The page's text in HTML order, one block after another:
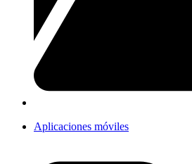
Aplicaciones móviles